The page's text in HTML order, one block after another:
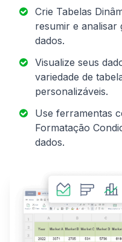
Crie Tabelas
resumir e analisar
dados.
Visualize seus
variedade de
personalizáveis.
Use ferramentas
Formatação
dados.